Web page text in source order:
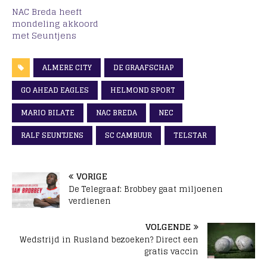
NAC Breda heeft
mondeling akkoord
met Seuntjens
ALMERE CITY
DE GRAAFSCHAP
GO AHEAD EAGLES
HELMOND SPORT
MARIO BILATE
NAC BREDA
NEC
RALF SEUNTJENS
SC CAMBUUR TELSTAR
VORIGE
De Telegraaf: Brobbey gaat miljoenen
verdienen
VOLGENDE
Wedstrijd in Rusland bezoeken? Direct een
gratis vaccin